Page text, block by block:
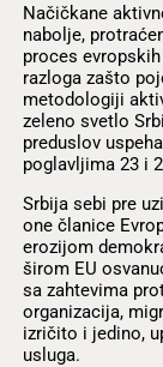
Načičkane
nabolje,
proces
razloga zašto
metodologiji
zeleno svetlo
preduslov
poglavljima 23 i
Srbija sebi pre
one članice
erozijom
širom EU
sa zahtevima
organizacija,
izričito i jedino,
usluga.